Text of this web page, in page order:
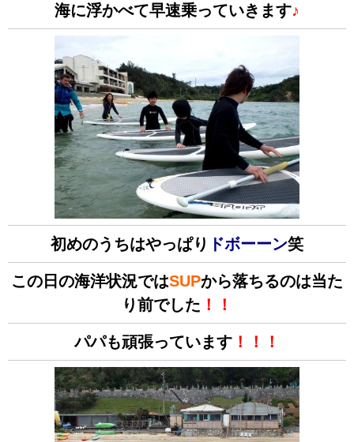
海に浮かべて早速乗っていきます♪
初めのうちはやっぱり ドボーーン笑
この日の海洋状況ではSUPから落ちるのは当た
り前でした ！！
パパも頑張っています ！！！